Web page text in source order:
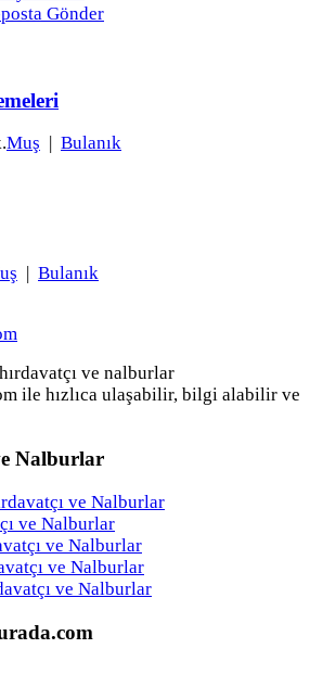
Gönder
Muş Bulanık
| Bulanık
ve nalburlar
ile hızlıca ulaşabilir, bilgi alabilir ve
Nalburlar
ve Nalburlar
ve Nalburlar
ve Nalburlar
ve Nalburlar
ve Nalburlar